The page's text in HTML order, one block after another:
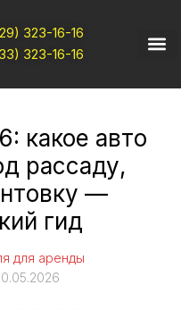
323-16-16
323-16-16
какое авто
рассаду,
—
гид
для аренды